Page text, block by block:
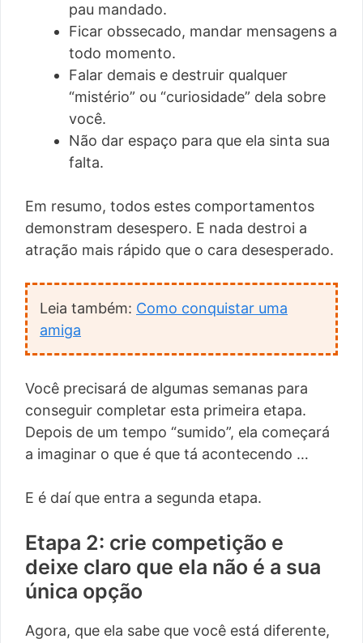
pau mandado.
Ficar obssecado, mandar mensagens a
todo momento.
Falar demais e destruir qualquer
“mistério” ou “curiosidade” dela sobre
você.
Não dar espaço para que ela sinta sua
falta.
Em resumo, todos estes comportamentos
demonstram desespero. E nada destroi a
atração mais rápido que o cara desesperado.
Leia também: Como conquistar uma
amiga
Você precisará de algumas semanas para
conseguir completar esta primeira etapa.
Depois de um tempo “sumido”, ela começará
a imaginar o que é que tá acontecendo …
E é daí que entra a segunda etapa.
Etapa 2: crie competição e
deixe claro que ela não é a sua
única opção
Agora, que ela sabe que você está diferente,